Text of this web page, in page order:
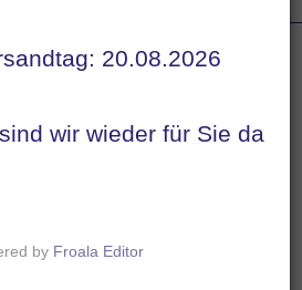
20.08.2026
wir wieder für Sie da
by Froala Editor